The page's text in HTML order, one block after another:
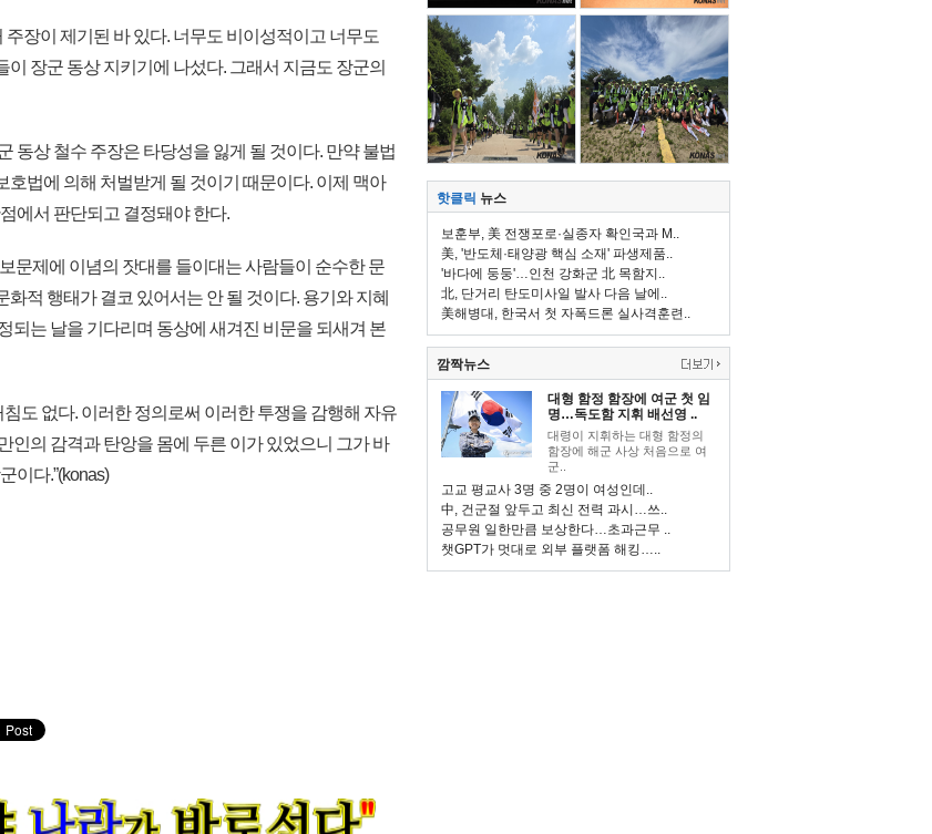
장이 제기된 바 있다. 너무도 비이성적이고 너무도
장군 동상 지키기에 나섰다. 그래서 지금도 장군의
동상 철수 주장은 타당성을 잃게 될 것이다. 만약 불법
법에 의해 처벌받게 될 것이기 때문이다. 이제 맥아
에서 판단되고 결정돼야 한다.
문제에 이념의 잣대를 들이대는 사람들이 순수한 문
적 행태가 결코 있어서는 안 될 것이다. 용기와 지혜
되는 날을 기다리며 동상에 새겨진 비문을 되새겨 본
도 없다. 이러한 정의로써 이러한 투쟁을 감행해 자유
인의 감격과 탄앙을 몸에 두른 이가 있었으니 그가 바
이다.”(konas)
핫클릭 뉴스
보훈부, 美 전쟁포로·실종자 확인국과 M..
美, '반도체·태양광 핵심 소재' 파생제품..
'바다에 둥둥'…인천 강화군 北 목함지..
北, 단거리 탄도미사일 발사 다음 날에..
美해병대, 한국서 첫 자폭드론 실사격훈련..
깜짝뉴스
대형 함정 함장에 여군 첫 임
명…독도함 지휘 배선영 ..
대령이 지휘하는 대형 함정의
함장에 해군 사상 처음으로 여
군..
고교 평교사 3명 중 2명이 여성인데..
中, 건군절 앞두고 최신 전력 과시…쓰..
공무원 일한만큼 보상한다…초과근무 ..
챗GPT가 멋대로 외부 플랫폼 해킹…..